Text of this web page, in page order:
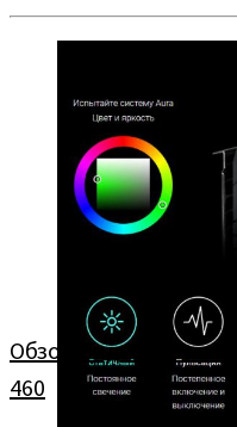
Обзор видеокарты
460